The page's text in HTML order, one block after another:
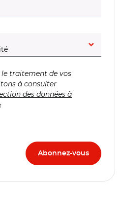
obligatoire)
le traitement de vos
à consulter
des données à